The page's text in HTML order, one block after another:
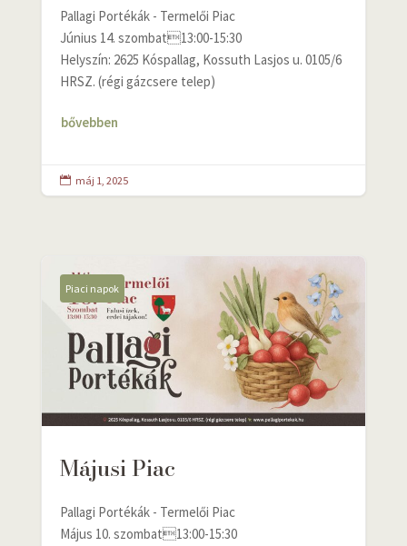
Pallagi Portékák - Termelői Piac
Június 14. szombat13:00-15:30
Helyszín: 2625 Kóspallag, Kossuth Lasjos u. 0105/6
HRSZ. (régi gázcsere telep)
bővebben
 máj 1, 2025
Piaci napok
Májusi Piac
Pallagi Portékák - Termelői Piac
Május 10. szombat13:00-15:30